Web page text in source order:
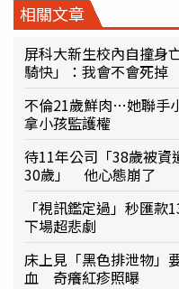
相關文章
屏科大新生校內自撞
騎快」：我會不會死掉
不倫21歲鮮肉…她聯手
拿小孩監護權
待11年公司「38歲被
30歲」 他心態崩了
「視訊鑑定過」秒匯
下場超悲劇
床上見「黑色排泄物」
血 奇癢紅疹照曝